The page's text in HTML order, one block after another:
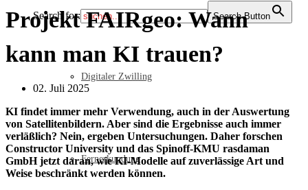
Digitaler Zwilling
Fernerkundung
Search for: Search Button
Projekt FAIRgeo: Wann
kann man KI trauen?
02. Juli 2025
KI findet immer mehr Verwendung, auch in der Auswertung
von Satellitenbildern. Aber sind die Ergebnisse auch immer
verläßlich? Nein, ergeben Untersuchungen. Daher forschen
Constructor University und das Spinoff-KMU rasdaman
GmbH jetzt daran, wie KI-Modelle auf zuverlässige Art und
Weise beschränkt werden können.